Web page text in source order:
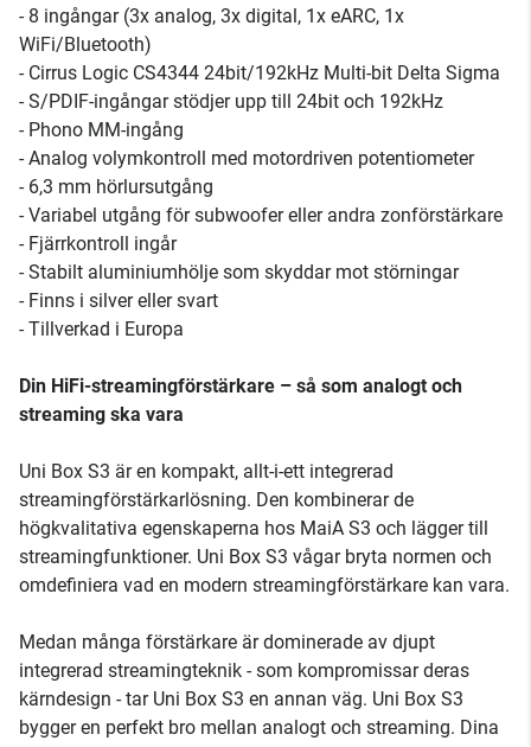
- 8 ingångar (3x analog, 3x digital, 1x eARC, 1x
WiFi/Bluetooth)
- Cirrus Logic CS4344 24bit/192kHz Multi-bit Delta Sigma
- S/PDIF-ingångar stödjer upp till 24bit och 192kHz
- Phono MM-ingång
- Analog volymkontroll med motordriven potentiometer
- 6,3 mm hörlursutgång
- Variabel utgång för subwoofer eller andra zonförstärkare
- Fjärrkontroll ingår
- Stabilt aluminiumhölje som skyddar mot störningar
- Finns i silver eller svart
- Tillverkad i Europa
Din HiFi-streamingförstärkare – så som analogt och
streaming ska vara
Uni Box S3 är en kompakt, allt-i-ett integrerad
streamingförstärkarlösning. Den kombinerar de
högkvalitativa egenskaperna hos MaiA S3 och lägger till
streamingfunktioner. Uni Box S3 vågar bryta normen och
omdefiniera vad en modern streamingförstärkare kan vara.
Medan många förstärkare är dominerade av djupt
integrerad streamingteknik - som kompromissar deras
kärndesign - tar Uni Box S3 en annan väg. Uni Box S3
bygger en perfekt bro mellan analogt och streaming. Dina